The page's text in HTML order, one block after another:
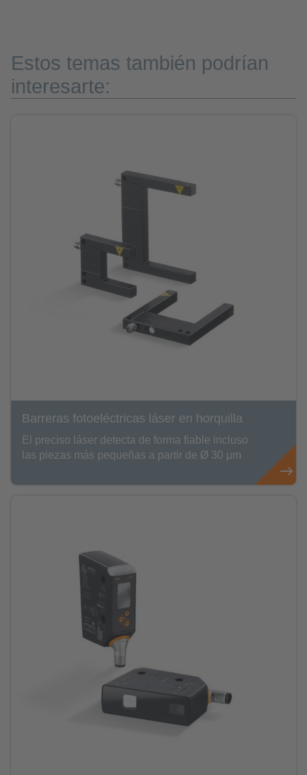
Estos temas también podrían
interesarte:
Barreras fotoeléctricas láser en horquilla
El preciso láser detecta de forma fiable incluso
las piezas más pequeñas a partir de Ø 30 μm